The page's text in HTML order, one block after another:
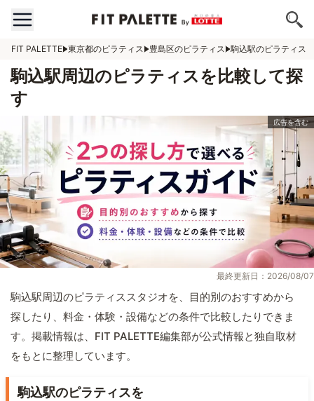
FIT PALETTE 東京都のピラティス 豊島区のピラティス 駒込駅のピラティス
駒込駅周辺のピラティスを比較して探
す
最終更新日：2026/08/07
駒込駅周辺のピラティススタジオを、目的別のおすすめから
探したり、料金・体験・設備などの条件で比較したりできま
す。掲載情報は、FIT PALETTE編集部が公式情報と独自取材
をもとに整理しています。
駒込駅のピラティスを